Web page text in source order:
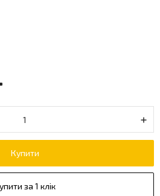
Купити
за 1 клік